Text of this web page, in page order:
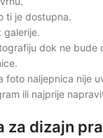
ti je dostupna.
galerije.
dok ne bude
foto naljepnica nije
ili najprije
za dizajn